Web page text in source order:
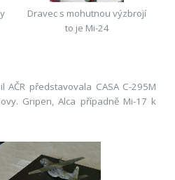
Dravec s mohutnou výzbrojí
to je Mi-24
představovala CASA C-295M
Gripen, Alca případně Mi-17 k